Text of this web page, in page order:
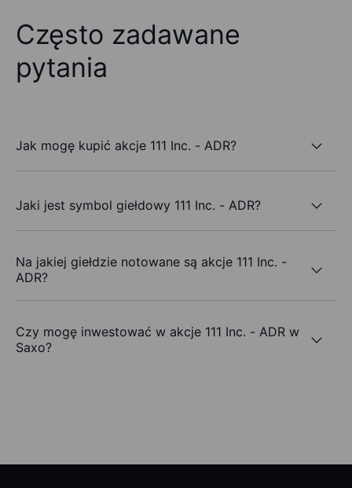
Często zadawane
pytania
Jak mogę kupić akcje 111 Inc. - ADR?
Jaki jest symbol giełdowy 111 Inc. - ADR?
Na jakiej giełdzie notowane są akcje 111 Inc. -
ADR?
Czy mogę inwestować w akcje 111 Inc. - ADR w
Saxo?